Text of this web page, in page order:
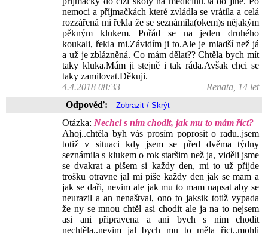
nemoci a příjmačkách které zvládla se vrátila a celá
rozzářená mi řekla že se seznámila(okem)s nějakým
pěkným klukem. Pořád se na jeden druhého
koukali, řekla mi.Závidím ji to.Ale je mladší než já
a už je zblázněná. Co mám dělat?? Chtěla bych mít
taky kluka.Mám ji stejně i tak ráda.Avšak chci se
taky zamilovat.Děkuji.
4.4.2018 08:33
Renata, 14 let
Odpověď:
Otázka: Nechci s ním chodit, jak mu to mám říct?
Ahoj..chtěla byh vás prosím poprosit o radu..jsem
totiž v situaci kdy jsem se před dvěma týdny
seznámila s klukem o rok staršim než ja, viděli jsme
se dvakrat a pišem si každy den, mi to už přijde
trošku otravne jal mi piše každy den jak se mam a
jak se daři, nevim ale jak mu to mam napsat aby se
neurazil a an nenaštval, ono to jaksik totiž vypada
že ny se mnou chtěl asi chodit ale ja na to nejsem
asi ani připravena a ani bych s nim chodit
nechtěla..nevim jal bych mu to měla řict..mohli